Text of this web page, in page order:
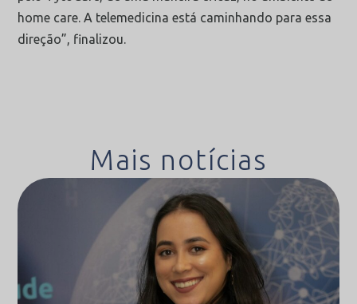
home care. A telemedicina está caminhando para essa
direção”, finalizou.
Mais notícias